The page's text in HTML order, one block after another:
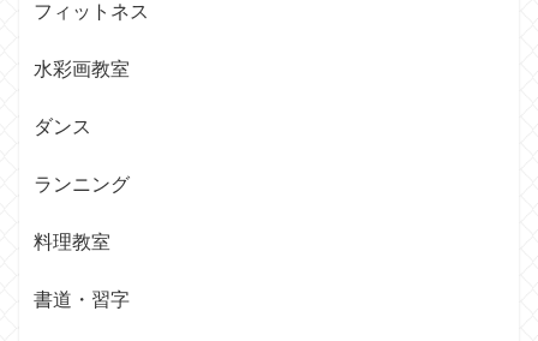
フィットネス
水彩画教室
ダンス
ランニング
料理教室
書道・習字